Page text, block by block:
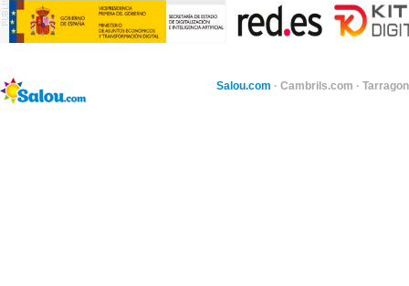
Salou.com · Cambrils.com ·